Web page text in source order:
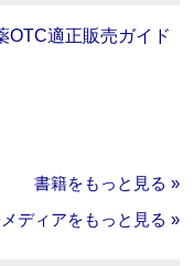
OTC適正販売ガイド
書籍をもっと見る »
ディアをもっと見る »